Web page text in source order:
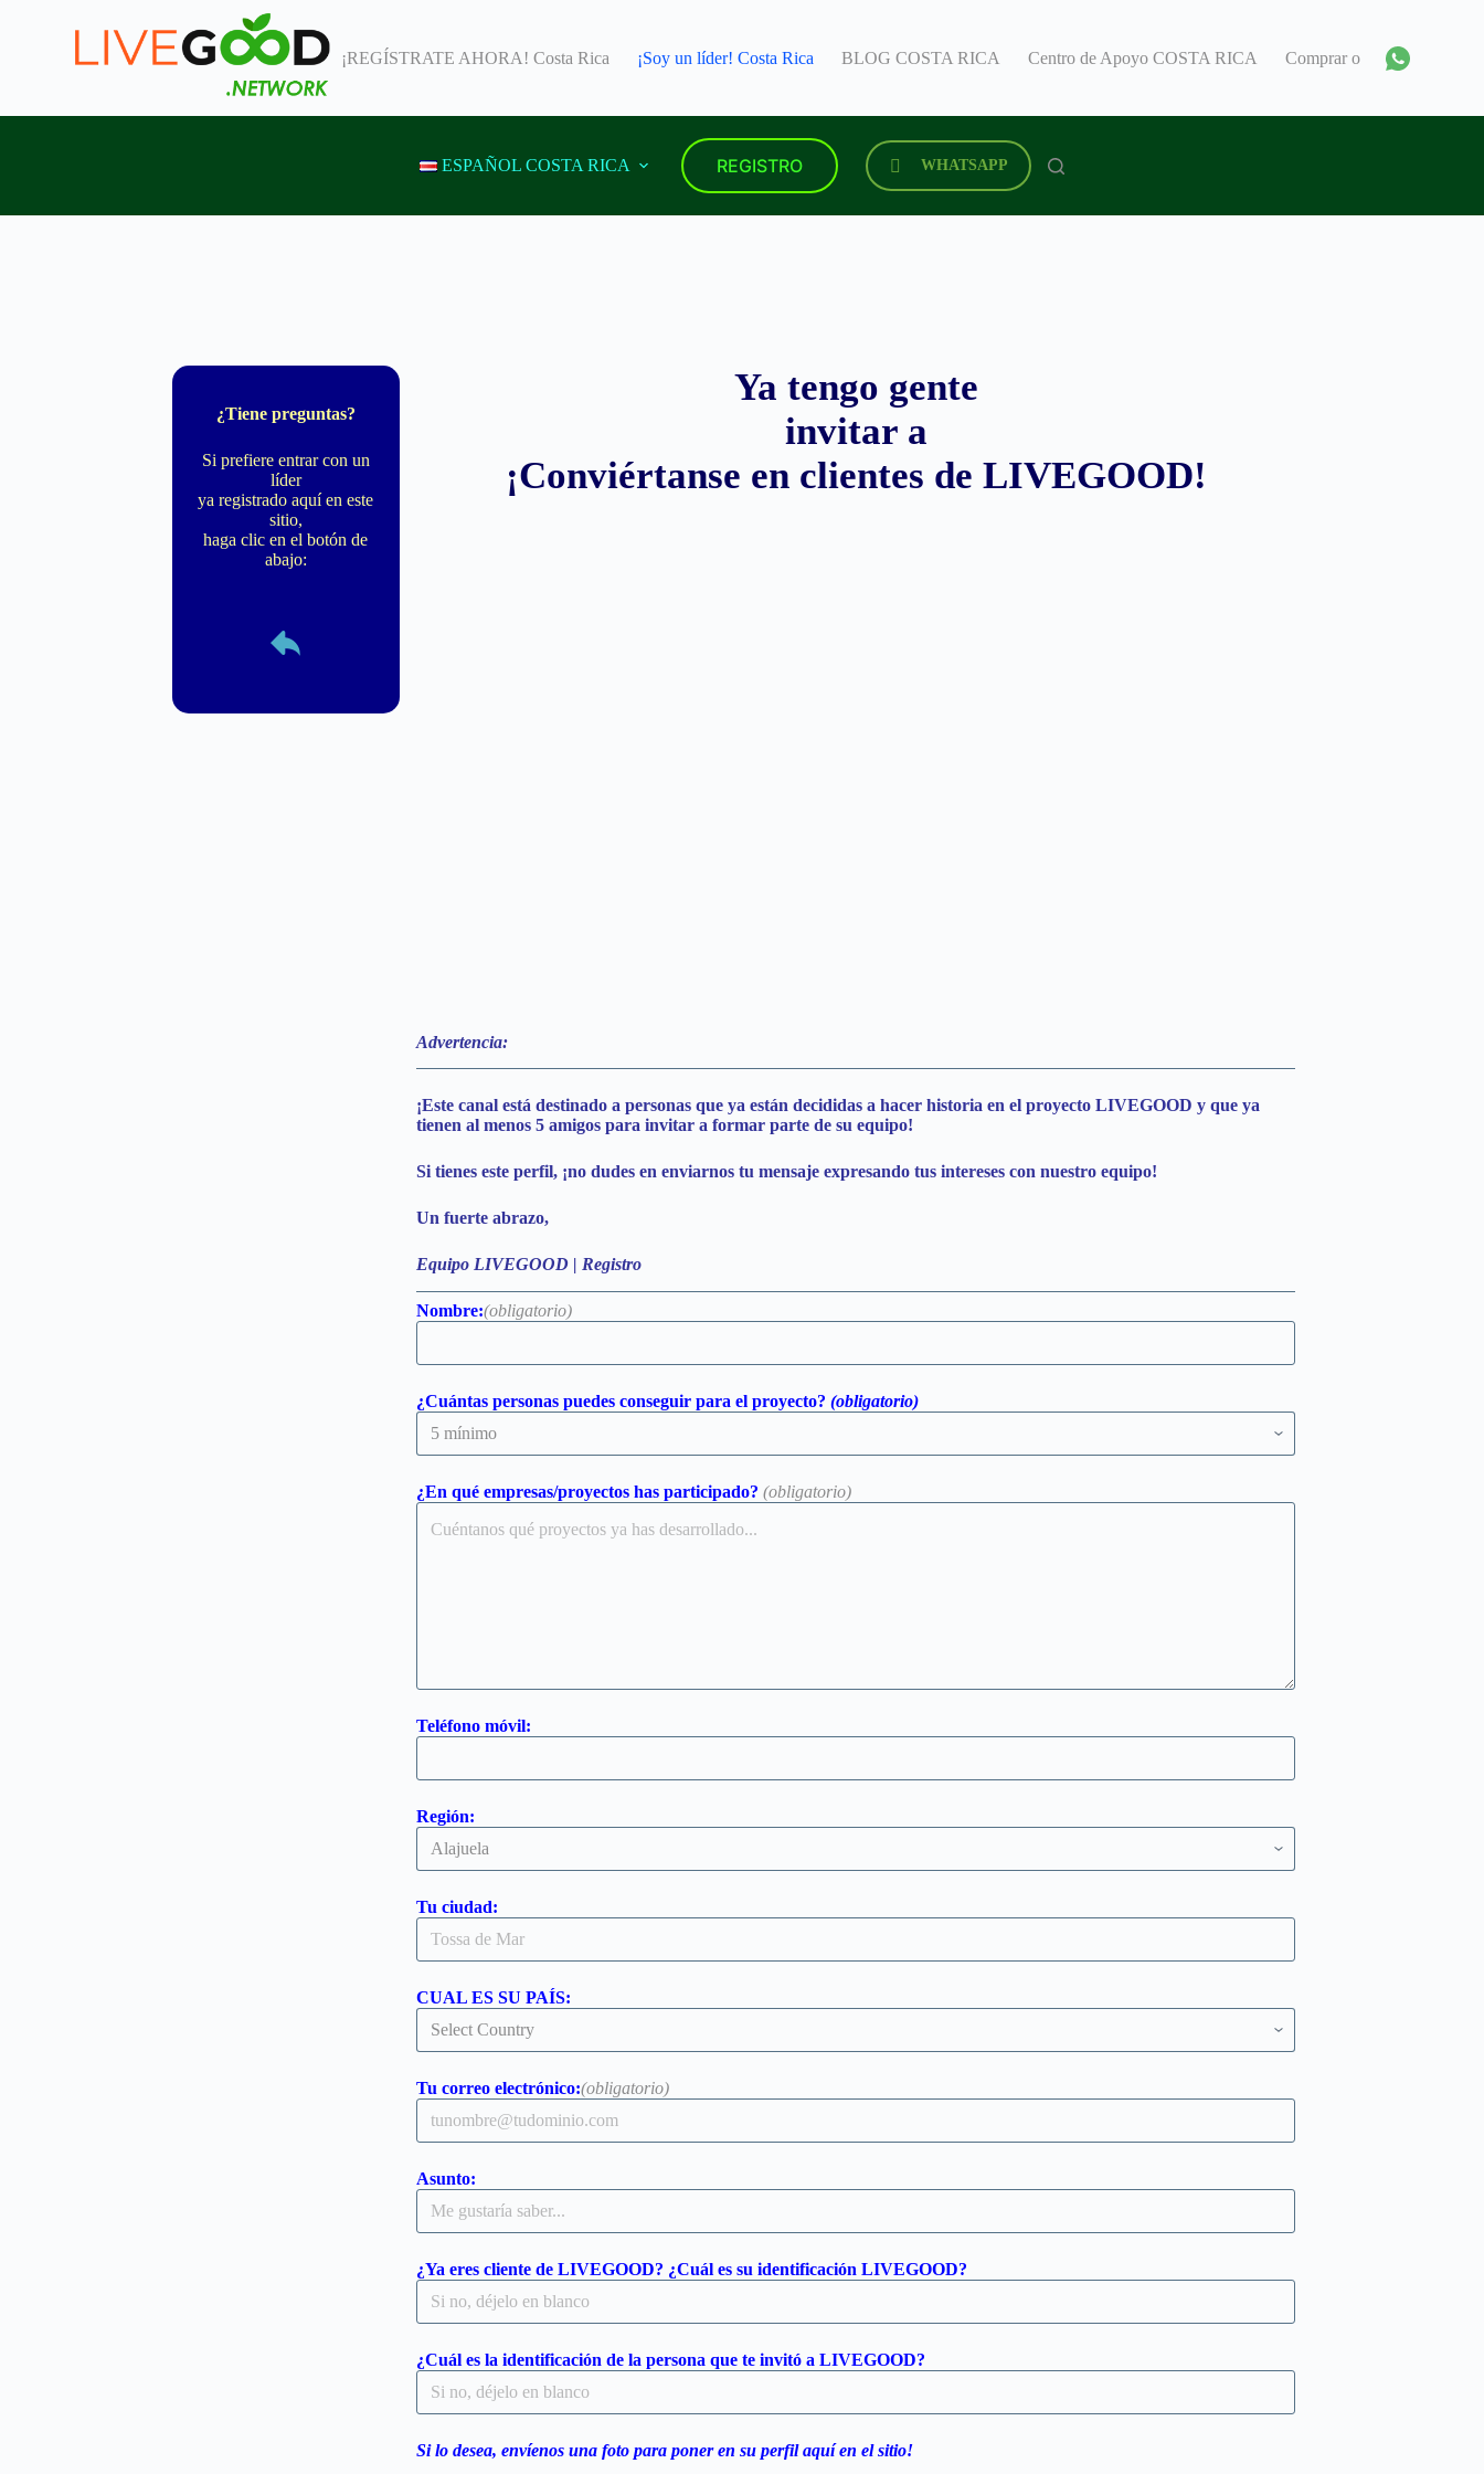
o
e
¡REGÍSTRATE AHORA! Costa Rica ¡Soy un líder! Costa Rica BLOG COSTA RICA Centro de Apoyo COSTA RICA Comprar o Revender Costa
ESPAÑOL COSTA RICA REGISTRO WHATSAPP
¿Tiene preguntas?
Si prefiere entrar con un
líder
ya registrado aquí en este
sitio,
haga clic en el botón de
abajo:
Ya tengo gente
invitar a
¡Conviértanse en clientes de LIVEGOOD!
Advertencia:
¡Este canal está destinado a personas que ya están decididas a hacer historia en el proyecto LIVEGOOD y que ya
tienen al menos 5 amigos para invitar a formar parte de su equipo!
Si tienes este perfil, ¡no dudes en enviarnos tu mensaje expresando tus intereses con nuestro equipo!
Un fuerte abrazo,
Equipo LIVEGOOD | Registro
Nombre:(obligatorio)
¿Cuántas personas puedes conseguir para el proyecto?(obligatorio)
¿En qué empresas/proyectos has participado?(obligatorio)
Teléfono móvil:
Región:
Tu ciudad:
CUAL ES SU PAÍS:
Tu correo electrónico:(obligatorio)
Asunto:
¿Ya eres cliente de LIVEGOOD? ¿Cuál es su identificación LIVEGOOD?
¿Cuál es la identificación de la persona que te invitó a LIVEGOOD?
Si lo desea, envíenos una foto para poner en su perfil aquí en el sitio!